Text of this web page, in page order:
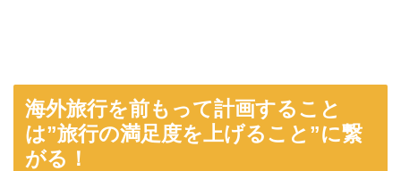
海外旅行を前もって計画すること
は”旅行の満足度を上げること”に繋
がる！